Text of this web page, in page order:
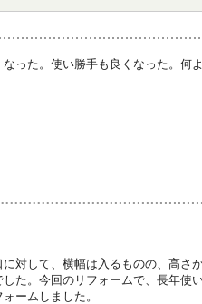
った。使い勝手も良くなった。何
対して、横幅は入るものの、高さ
た。今回のリフォームで、長年使
ームしました。